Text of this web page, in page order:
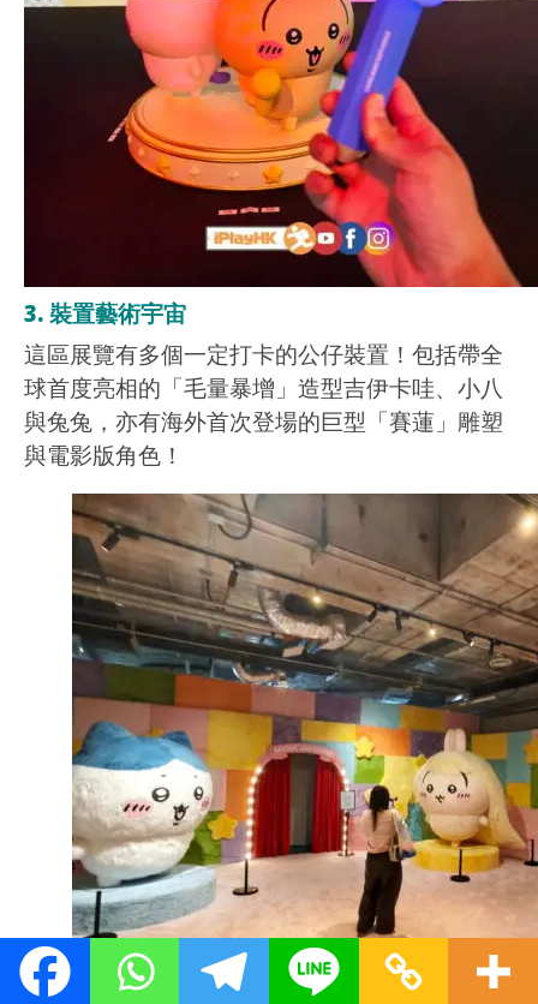
3. 裝置藝術宇宙
這區展覽有多個一定打卡的公仔裝置！包括帶全
球首度亮相的「毛量暴增」造型吉伊卡哇、小八
與兔兔，亦有海外首次登場的巨型「賽蓮」雕塑
與電影版角色！